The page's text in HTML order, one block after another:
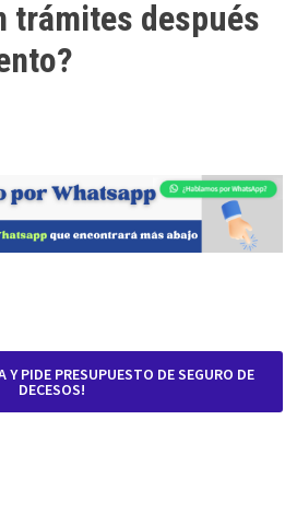
trámites después
Y PIDE PRESUPUESTO DE SEGURO DE
DECESOS!